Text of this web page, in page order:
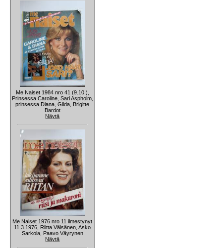
Me Naiset 1984 nro 41 (9.10.),
Prinsessa Caroline, Sari Aspholm,
prinsessa Diana, Gilda, Brigitte
Bardot
Näytä
Me Naiset 1976 nro 11 ilmestynyt
11.3.1976, Riitta Väisänen, Asko
Sarkola, Paavo Väyrynen
Näytä